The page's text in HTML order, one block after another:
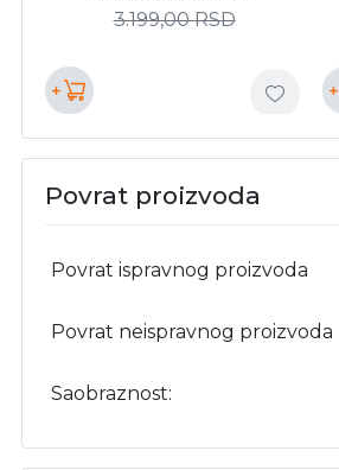
3.199,00RSD
+ +
Povrat proizvoda
Povrat ispravnog proizvoda
Povrat neispravnog proizvoda
Saobraznost: